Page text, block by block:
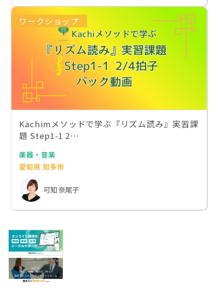
ワークショップ
Kachimメソッドで学ぶ『リズム読み』実習課
題 Step1-1 2…
楽器・音楽
愛知県 知多市
可知 奈尾子